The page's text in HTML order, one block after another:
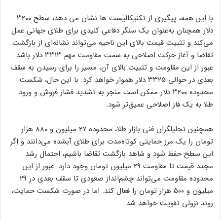
با این همه، پیگیری از تکنیکالیست ها نشان می دهد، سطح ۳۲۰۰
دلار همچنان به‌عنوان یک سنگر دفاعی کلیدی برای طلای جهانی عمل
می‌کند و تثبیت قیمت بالای این ناحیه می‌تواند نشانه‌ای از بازگشت
تقاضا و آغاز حرکت اصلاحی به سمت مقاومت مهم ۳۳۱۳ دلار باشد.
عبور از این مقاومت و تثبیت بالای آن، مسیر را برای رسیدن به سقف
بعدی در حوالی ۳۳۲۵ دلار هموار خواهد کرد. با این حال، شکست
محدوده ۳۲۰۰ دلار ممکن است منجر به تشدید فشار فروش و ورود
طلا به یک فاز اصلاحی عمیق‌تر شود.
همچنین تحلیلگران فنی بازار طلا، محدوده ۲۷ میلیون و 880 هزار
تومان را یک مرز حمایتی کوتاه‌مدت برای طلای آبشده می‌دانند و اگر
این سطح حفظ شود و شاهد بازگشت تقاضا باشیم، احتمال رشد
مجدد قیمت تا مقاومت 29 میلیون تومان وجود دارد. عبور از این
محدوده مقاومت می‌تواند چشم‌انداز صعودی تا سقف بعدی در 29
میلیون و ۵۰۰ هزار تومان را فعال کند. اما در صورت شکست حمایت،
روند نزولی تقویت خواهد شد.